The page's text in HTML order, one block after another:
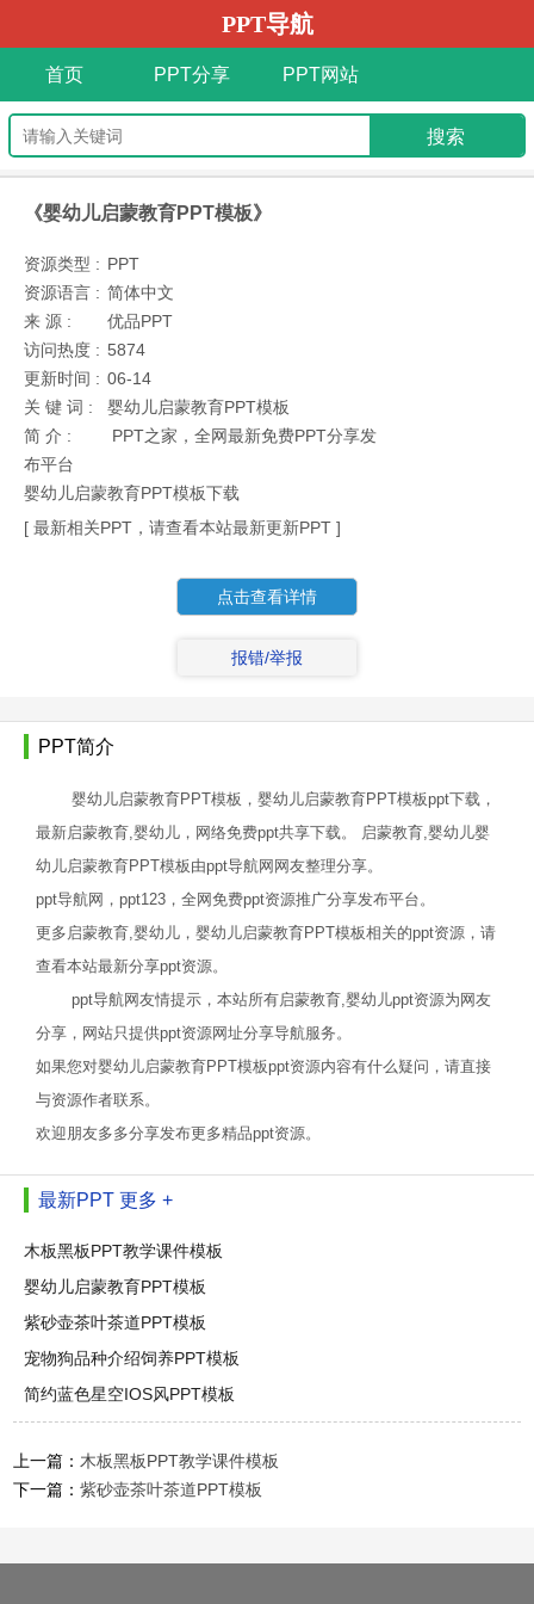
PPT导航
首页 PPT分享 PPT网站
《婴幼儿启蒙教育PPT模板》
资源类型 : PPT
资源语言 : 简体中文
来 源 :
优品PPT
访问热度 : 5874
更新时间 : 06-14
关 键 词 :
婴幼儿启蒙教育PPT模板
简 介 :
PPT之家，全网最新免费PPT分享发
布平台
婴幼儿启蒙教育PPT模板下载
[ 最新相关PPT，请查看本站最新更新PPT ]
点击查看详情
报错/举报
PPT简介
婴幼儿启蒙教育PPT模板，婴幼儿启蒙教育PPT模板ppt下载，
最新启蒙教育,婴幼儿，网络免费ppt共享下载。 启蒙教育,婴幼儿婴
幼儿启蒙教育PPT模板由ppt导航网网友整理分享。
ppt导航网，ppt123，全网免费ppt资源推广分享发布平台。
更多启蒙教育,婴幼儿，婴幼儿启蒙教育PPT模板相关的ppt资源，请
查看本站最新分享ppt资源。
ppt导航网友情提示，本站所有启蒙教育,婴幼儿ppt资源为网友
分享，网站只提供ppt资源网址分享导航服务。
如果您对婴幼儿启蒙教育PPT模板ppt资源内容有什么疑问，请直接
与资源作者联系。
欢迎朋友多多分享发布更多精品ppt资源。
最新PPT 更多 +
木板黑板PPT教学课件模板
婴幼儿启蒙教育PPT模板
紫砂壶茶叶茶道PPT模板
宠物狗品种介绍饲养PPT模板
简约蓝色星空IOS风PPT模板
上一篇： 木板黑板PPT教学课件模板
下一篇：紫砂壶茶叶茶道PPT模板